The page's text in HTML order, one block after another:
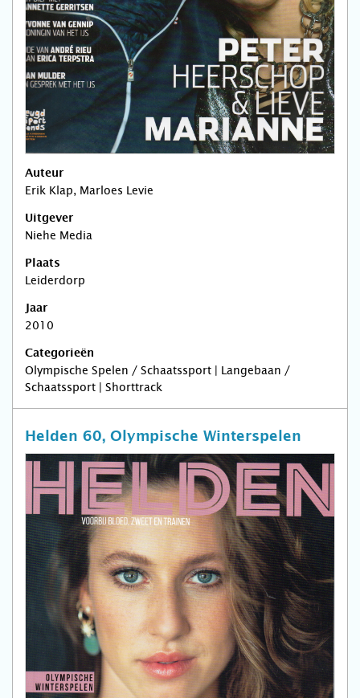
Auteur
Erik Klap, Marloes Levie
Uitgever
Niehe Media
Plaats
Leiderdorp
Jaar
2010
Categorieën
Olympische Spelen / Schaatssport | Langebaan /
Schaatssport | Shorttrack
Helden 60, Olympische Winterspelen